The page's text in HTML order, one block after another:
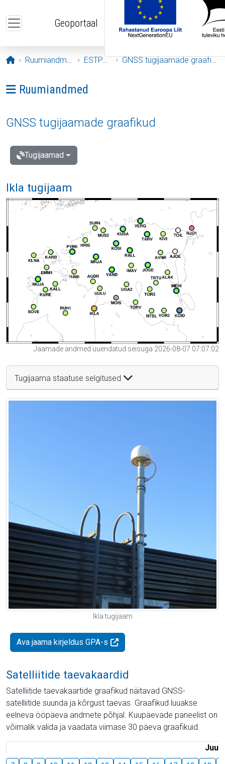
Geoportaal
Avaleht
Ruumiandmed ESTPOS GNSS tugijaamade graafikud
Ava menüü: Ruumiandmed
Ruumiandmed
GNSS tugijaamade graafikud
Tugijaamad
Ikla tugijaam
Jaamade andmed uuendatud seisuga 2026-08-07 07:07:02
Tugijaama staatuse selgitused
Ikla tugijaam
Ava jaama kirjeldus GPA-s
Satelliitide taevakaardid
Satelliitide taevakaartide graafikud näitavad GNSS-
satelliitide suunda ja kõrgust taevas. Graafikud luuakse
eelneva ööpäeva andmete põhjal. Kuupäevade paneelist on
võimalik valida ja vaadata viimase 30 päeva graafikuid.
Juuli